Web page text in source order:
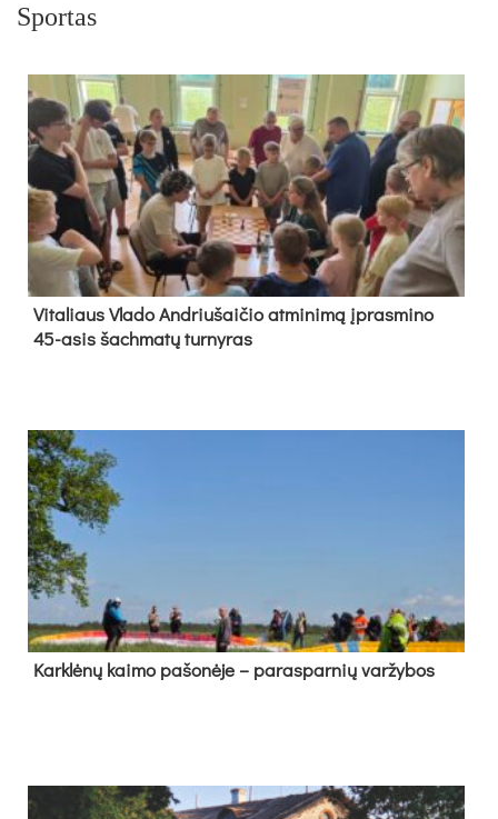
Sportas
Vi­ta­liaus Vla­do And­riu­šai­čio at­mi­ni­mą įpras­mi­no
45-asis šach­ma­tų tur­ny­ras
Kark­lė­nų kai­mo pa­šo­nė­je – pa­ras­par­nių var­žy­bos